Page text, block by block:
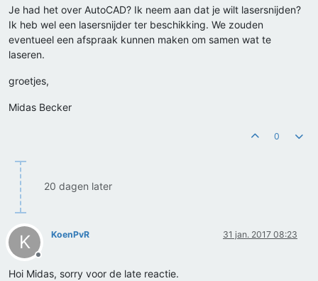
Je had het over AutoCAD? Ik neem aan dat je wilt lasersnijden?
Ik heb wel een lasersnijder ter beschikking. We zouden
eventueel een afspraak kunnen maken om samen wat te
laseren.
groetjes,
Midas Becker
0
20 dagen later
K
Offline
KoenPvR 31 jan. 2017 08:23
Hoi Midas, sorry voor de late reactie.